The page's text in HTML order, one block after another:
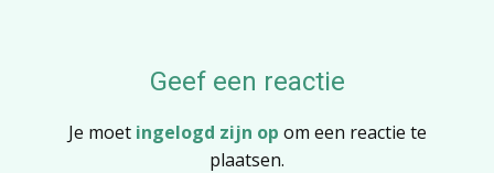
Geef een reactie
Je moet ingelogd zijn op om een reactie te
plaatsen.